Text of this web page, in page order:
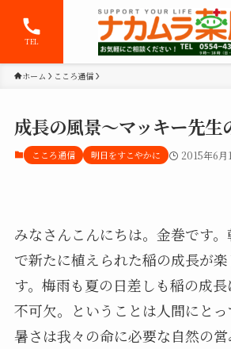
TEL
ホーム こころ通信
成長の風景～マッキー先生
こころ通信 明日をすこやかに 2015年6月
みなさんこんにちは。金巻です
で新たに植えられた稲の成長が
す。梅雨も夏の日差しも稲の成
不可欠。ということは人間にと
暑さは我々の命に必要な自然の